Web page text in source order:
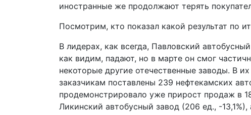
иностранные же продолжают терять
Посмотрим, кто показал какой результат по
В лидерах, как всегда, Павловский
как видим, падают, но в марте он смог
некоторые другие отечественные заводы. В
заказчикам поставлены 239 нефтекамских
продемонстрировало уже прирост продаж в
Ликинский автобусный завод (206 ед., -